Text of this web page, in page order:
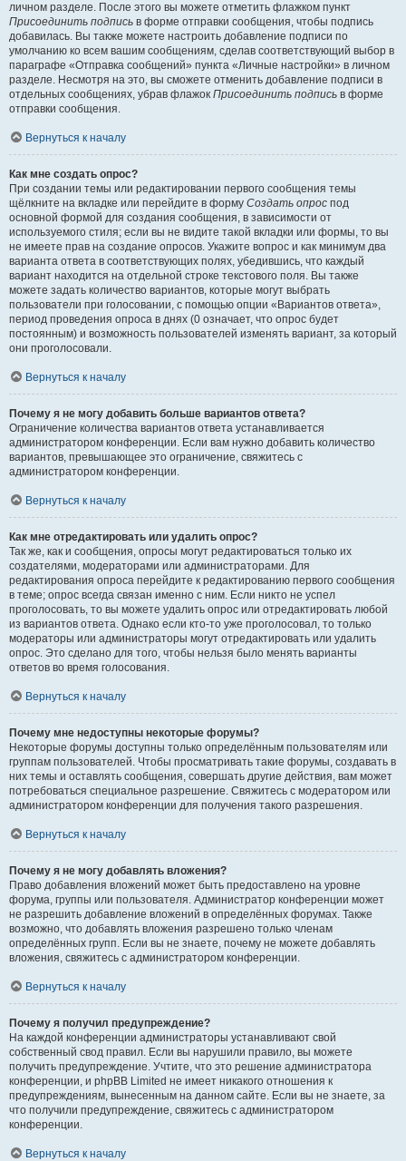
личном разделе. После этого вы можете отметить флажком пункт
Присоединить подпись в форме отправки сообщения, чтобы подпись
добавилась. Вы также можете настроить добавление подписи по
умолчанию ко всем вашим сообщениям, сделав соответствующий выбор в
параграфе «Отправка сообщений» пункта «Личные настройки» в личном
разделе. Несмотря на это, вы сможете отменить добавление подписи в
отдельных сообщениях, убрав флажок Присоединить подпись в форме
отправки сообщения.
Вернуться к началу
Как мне создать опрос?
При создании темы или редактировании первого сообщения темы
щёлкните на вкладке или перейдите в форму Создать опрос под
основной формой для создания сообщения, в зависимости от
используемого стиля; если вы не видите такой вкладки или формы, то вы
не имеете прав на создание опросов. Укажите вопрос и как минимум два
варианта ответа в соответствующих полях, убедившись, что каждый
вариант находится на отдельной строке текстового поля. Вы также
можете задать количество вариантов, которые могут выбрать
пользователи при голосовании, с помощью опции «Вариантов ответа»,
период проведения опроса в днях (0 означает, что опрос будет
постоянным) и возможность пользователей изменять вариант, за который
они проголосовали.
Вернуться к началу
Почему я не могу добавить больше вариантов ответа?
Ограничение количества вариантов ответа устанавливается
администратором конференции. Если вам нужно добавить количество
вариантов, превышающее это ограничение, свяжитесь с
администратором конференции.
Вернуться к началу
Как мне отредактировать или удалить опрос?
Так же, как и сообщения, опросы могут редактироваться только их
создателями, модераторами или администраторами. Для
редактирования опроса перейдите к редактированию первого сообщения
в теме; опрос всегда связан именно с ним. Если никто не успел
проголосовать, то вы можете удалить опрос или отредактировать любой
из вариантов ответа. Однако если кто-то уже проголосовал, то только
модераторы или администраторы могут отредактировать или удалить
опрос. Это сделано для того, чтобы нельзя было менять варианты
ответов во время голосования.
Вернуться к началу
Почему мне недоступны некоторые форумы?
Некоторые форумы доступны только определённым пользователям или
группам пользователей. Чтобы просматривать такие форумы, создавать в
них темы и оставлять сообщения, совершать другие действия, вам может
потребоваться специальное разрешение. Свяжитесь с модератором или
администратором конференции для получения такого разрешения.
Вернуться к началу
Почему я не могу добавлять вложения?
Право добавления вложений может быть предоставлено на уровне
форума, группы или пользователя. Администратор конференции может
не разрешить добавление вложений в определённых форумах. Также
возможно, что добавлять вложения разрешено только членам
определённых групп. Если вы не знаете, почему не можете добавлять
вложения, свяжитесь с администратором конференции.
Вернуться к началу
Почему я получил предупреждение?
На каждой конференции администраторы устанавливают свой
собственный свод правил. Если вы нарушили правило, вы можете
получить предупреждение. Учтите, что это решение администратора
конференции, и phpBB Limited не имеет никакого отношения к
предупреждениям, вынесенным на данном сайте. Если вы не знаете, за
что получили предупреждение, свяжитесь с администратором
конференции.
Вернуться к началу